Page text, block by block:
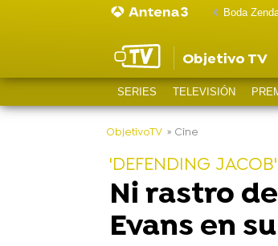
Boda
Objetivo TV
SERIES TELEVISIÓN
-
ObjetivoTV » Cine
'DEFENDING JACOB'
Ni rastro
Evans en